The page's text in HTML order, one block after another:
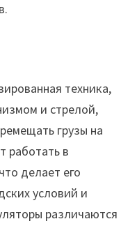
техника,
и стрелой,
грузы на
работать в
делает его
условий и
различаются